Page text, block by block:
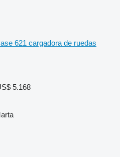
621 cargadora de ruedas
5.168